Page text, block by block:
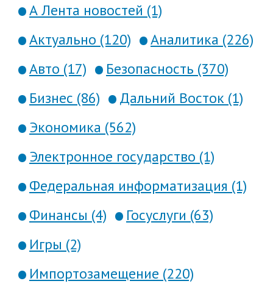
А Лента новостей (1)
Актуально (120)
Аналитика (226)
Авто (17)
Безопасность (370)
Бизнес (86)
Дальний Восток (1)
Экономика (562)
Электронное государство (1)
Федеральная информатизация (1)
Финансы (4)
Госуслуги (63)
Игры (2)
Импортозамещение (220)